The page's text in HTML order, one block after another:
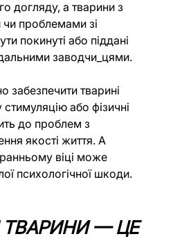
догляду, а тварини з
проблемами зі
покинуті або піддані
заводчи_цями.
забезпечити тварині
або фізичні
до проблем з
якості життя. А
віці може
психологічної шкоди.
ТВАРИНИ — ЦЕ